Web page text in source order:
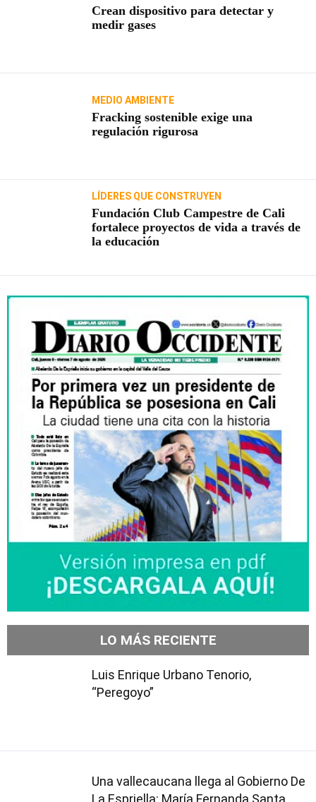
Crean dispositivo para detectar y
medir gases
MEDIO AMBIENTE
Fracking sostenible exige una
regulación rigurosa
LÍDERES QUE CONSTRUYEN
Fundación Club Campestre de Cali
fortalece proyectos de vida a través de
la educación
LO MÁS RECIENTE
Luis Enrique Urbano Tenorio,
“Peregoyo”
Una vallecaucana llega al Gobierno De
La Espriella: María Fernanda Santa,